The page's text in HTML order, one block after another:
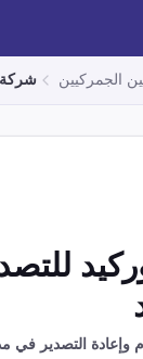
الجمركيين شركة
وإعادة التصدير في